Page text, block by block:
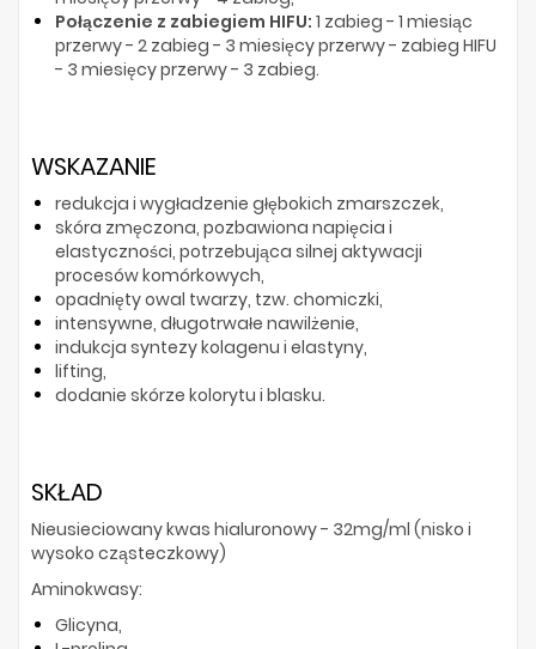
Połączenie z zabiegiem HIFU: 1 zabieg - 1 miesiąc
przerwy - 2 zabieg - 3 miesięcy przerwy - zabieg HIFU
- 3 miesięcy przerwy - 3 zabieg.
WSKAZANIE
redukcja i wygładzenie głębokich zmarszczek,
skóra zmęczona, pozbawiona napięcia i
elastyczności, potrzebująca silnej aktywacji
procesów komórkowych,
opadnięty owal twarzy, tzw. chomiczki,
intensywne, długotrwałe nawilżenie,
indukcja syntezy kolagenu i elastyny,
lifting,
dodanie skórze kolorytu i blasku.
SKŁAD
Nieusieciowany kwas hialuronowy - 32mg/ml (nisko i
wysoko cząsteczkowy)
Aminokwasy:
Glicyna,